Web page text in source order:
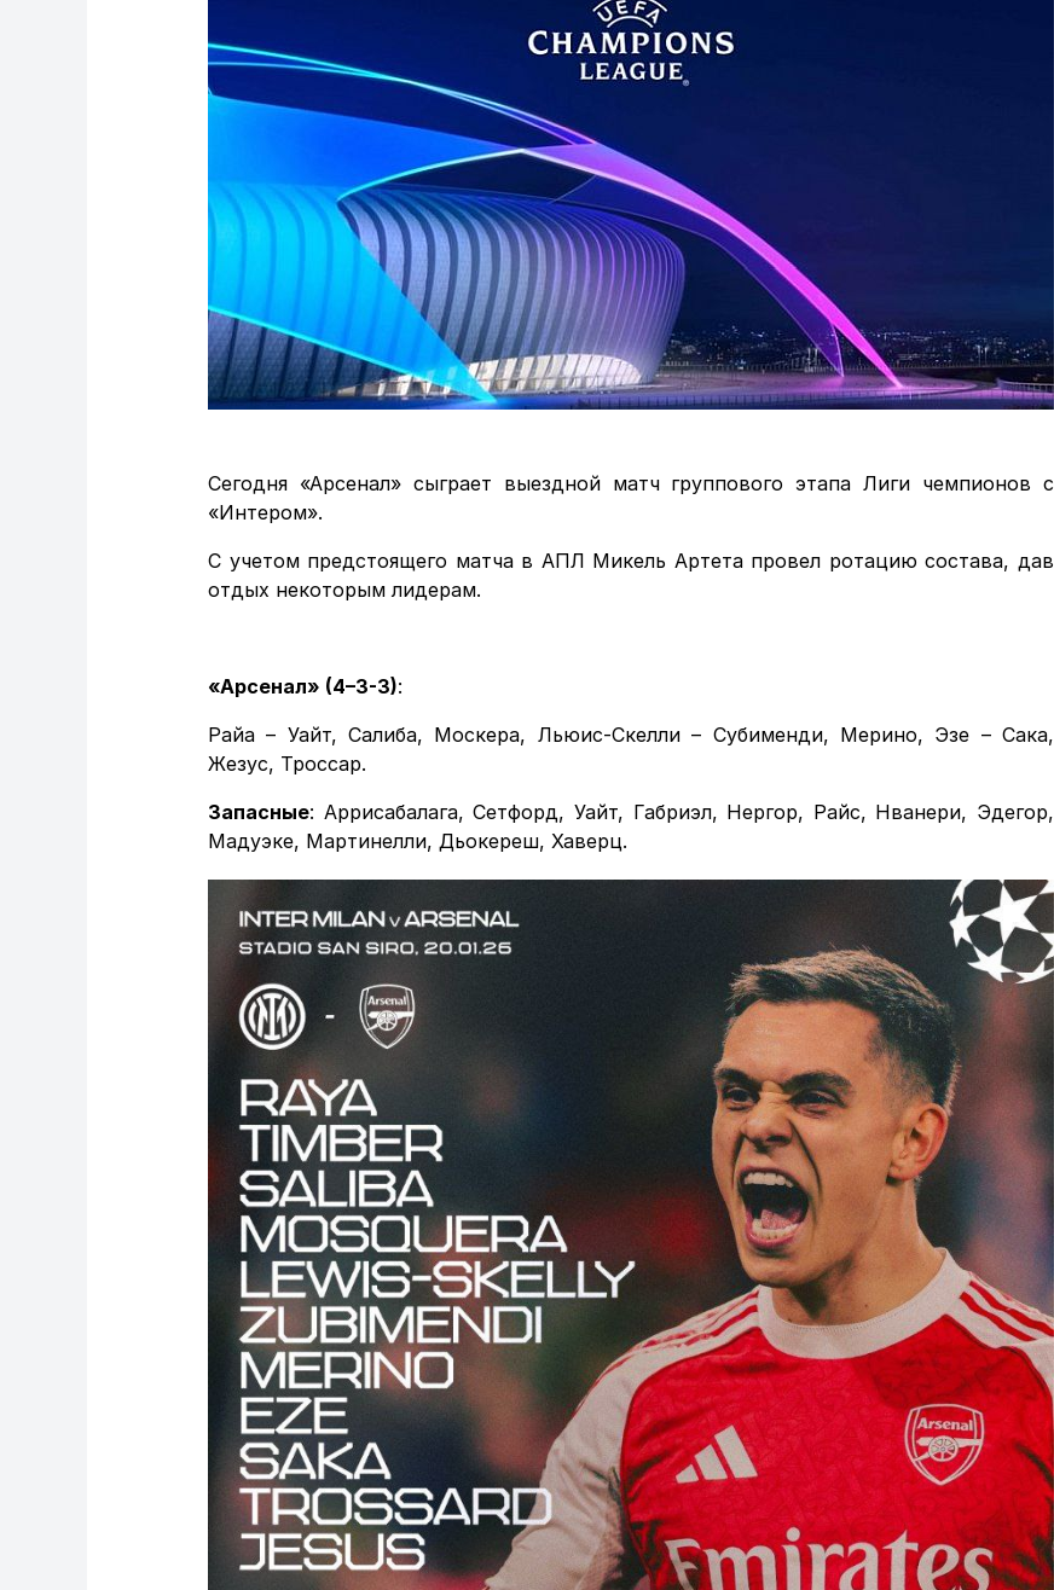
Сегодня «Арсенал» сыграет выездной матч группового этапа Лиги чемпионов с
«Интером».
С учетом предстоящего матча в АПЛ Микель Артета провел ротацию состава, дав
отдых некоторым лидерам.
«Арсенал» (4–3-3):
Райа – Уайт, Салиба, Москера, Льюис-Скелли – Субименди, Мерино, Эзе – Сака,
Жезус, Троссар.
Запасные: Аррисабалага, Сетфорд, Уайт, Габриэл, Нергор, Райс, Нванери, Эдегор,
Мадуэке, Мартинелли, Дьокереш, Хаверц.